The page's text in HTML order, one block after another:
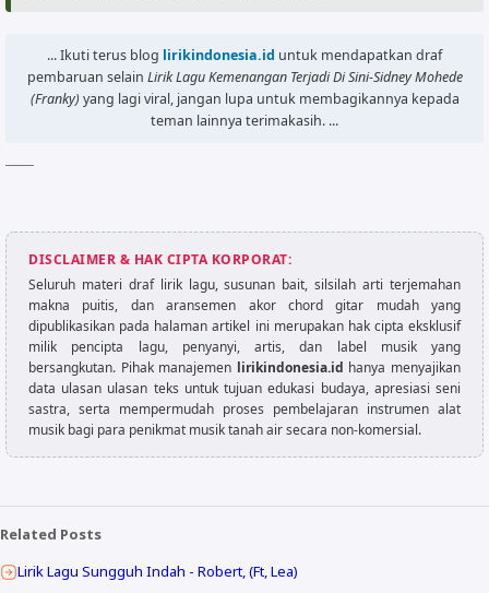
... Ikuti terus blog lirikindonesia.id untuk mendapatkan draf
pembaruan selain Lirik Lagu Kemenangan Terjadi Di Sini-Sidney Mohede
(Franky) yang lagi viral, jangan lupa untuk membagikannya kepada
teman lainnya terimakasih. ...
DISCLAIMER & HAK CIPTA KORPORAT:
Seluruh materi draf lirik lagu, susunan bait, silsilah arti terjemahan
makna puitis, dan aransemen akor chord gitar mudah yang
dipublikasikan pada halaman artikel ini merupakan hak cipta eksklusif
milik pencipta lagu, penyanyi, artis, dan label musik yang
bersangkutan. Pihak manajemen lirikindonesia.id hanya menyajikan
data ulasan ulasan teks untuk tujuan edukasi budaya, apresiasi seni
sastra, serta mempermudah proses pembelajaran instrumen alat
musik bagi para penikmat musik tanah air secara non-komersial.
Related Posts
Lirik Lagu Sungguh Indah - Robert, (Ft, Lea)